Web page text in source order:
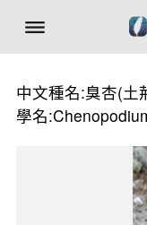
中文種名:臭杏(土
學名